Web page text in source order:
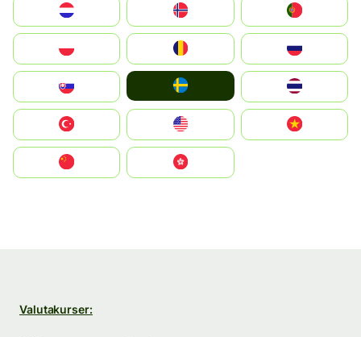
United States
中國香港特別行政區
Valutakurser: